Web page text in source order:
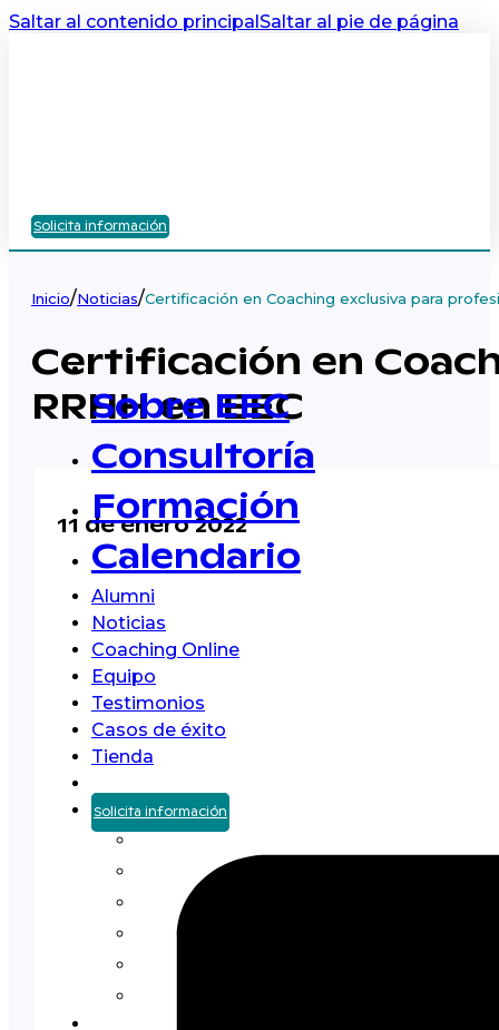
Saltar al contenido principalSaltar al pie de página
Solicita información
Sobre EEC
Consultoría
Formación
Calendario
Alumni
Noticias
Coaching Online
Equipo
Testimonios
Casos de éxito
Tienda
Solicita información
Inicio/Noticias/Certificación en Coaching exclusiva para
Certificación en
RRHH en EEC
11 de enero 2022